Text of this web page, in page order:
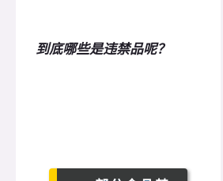
到底哪些是违禁品呢？